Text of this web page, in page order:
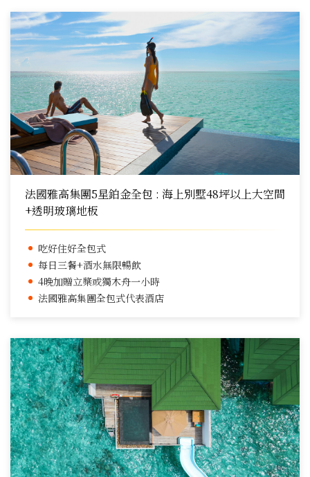
法國雅高集團5星鉑金全包 : 海上別墅48坪以上大空間
+透明玻璃地板
吃好住好全包式
每日三餐+酒水無限暢飲
4晚加贈立槳或獨木舟一小時
法國雅高集團全包式代表酒店